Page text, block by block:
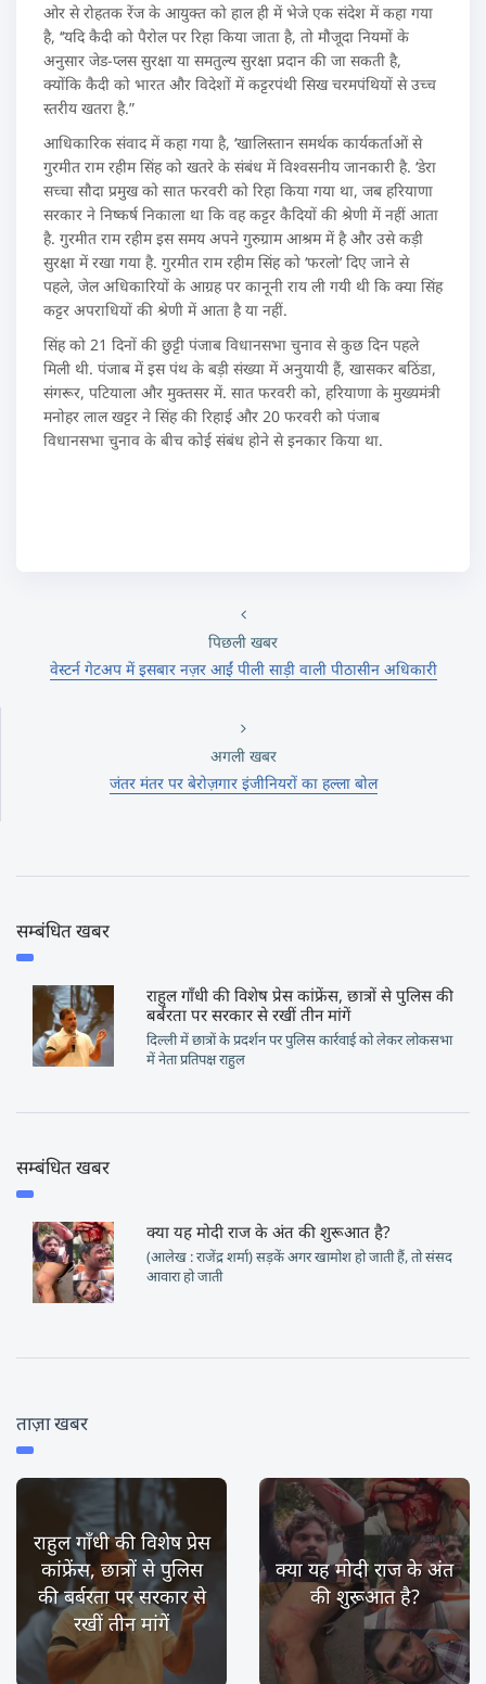
ओर से रोहतक रेंज के आयुक्त को हाल ही में भेजे एक संदेश में कहा गया
है, ‘‘यदि कैदी को पैरोल पर रिहा किया जाता है, तो मौजूदा नियमों के
अनुसार जेड-प्लस सुरक्षा या समतुल्य सुरक्षा प्रदान की जा सकती है,
क्योंकि कैदी को भारत और विदेशों में कट्टरपंथी सिख चरमपंथियों से उच्च
स्तरीय खतरा है.”
आधिकारिक संवाद में कहा गया है, ‘खालिस्तान समर्थक कार्यकर्ताओं से
गुरमीत राम रहीम सिंह को खतरे के संबंध में विश्वसनीय जानकारी है. ‘डेरा
सच्चा सौदा प्रमुख को सात फरवरी को रिहा किया गया था, जब हरियाणा
सरकार ने निष्कर्ष निकाला था कि वह कट्टर कैदियों की श्रेणी में नहीं आता
है. गुरमीत राम रहीम इस समय अपने गुरुग्राम आश्रम में है और उसे कड़ी
सुरक्षा में रखा गया है. गुरमीत राम रहीम सिंह को ‘फरलो’ दिए जाने से
पहले, जेल अधिकारियों के आग्रह पर कानूनी राय ली गयी थी कि क्या सिंह
कट्टर अपराधियों की श्रेणी में आता है या नहीं.
सिंह को 21 दिनों की छुट्टी पंजाब विधानसभा चुनाव से कुछ दिन पहले
मिली थी. पंजाब में इस पंथ के बड़ी संख्या में अनुयायी हैं, खासकर बठिंडा,
संगरूर, पटियाला और मुक्तसर में. सात फरवरी को, हरियाणा के मुख्यमंत्री
मनोहर लाल खट्टर ने सिंह की रिहाई और 20 फरवरी को पंजाब
विधानसभा चुनाव के बीच कोई संबंध होने से इनकार किया था.
पिछली खबर
वेस्टर्न गेटअप में इसबार नज़र आईं पीली साड़ी वाली पीठासीन अधिकारी
अगली खबर
जंतर मंतर पर बेरोज़गार इंजीनियरों का हल्ला बोल
सम्बंधित खबर
राहुल गाँधी की विशेष प्रेस कांफ्रेंस, छात्रों से पुलिस की
बर्बरता पर सरकार से रखीं तीन मांगें
दिल्ली में छात्रों के प्रदर्शन पर पुलिस कार्रवाई को लेकर लोकसभा
में नेता प्रतिपक्ष राहुल
सम्बंधित खबर
क्या यह मोदी राज के अंत की शुरूआत है?
(आलेख : राजेंद्र शर्मा) सड़कें अगर खामोश हो जाती हैं, तो संसद
आवारा हो जाती
ताज़ा खबर
राहुल गाँधी की विशेष प्रेस
कांफ्रेंस, छात्रों से पुलिस
की बर्बरता पर सरकार से
रखीं तीन मांगें
क्या यह मोदी राज के अंत
की शुरूआत है?